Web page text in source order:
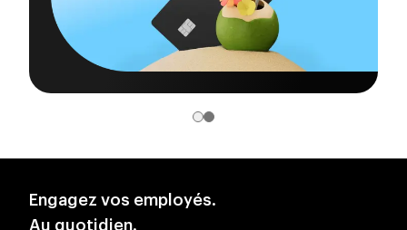
avec des montants différents au sein d'une seule
commande.
Engagez vos employés.
Au quotidien.